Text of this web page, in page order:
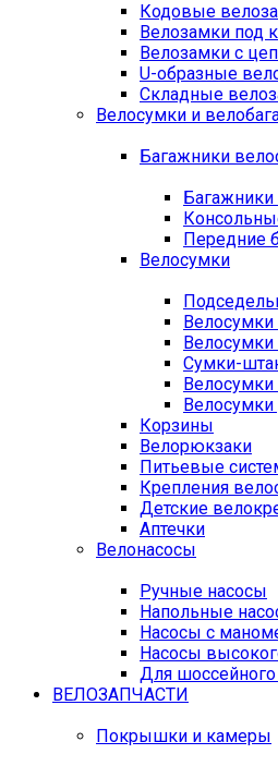
Кодовые
Велозамки под
Велозамки с
U-образные
Складные
Велосумки и
Багажники
Передние
Велосумки
Велосумки
Велосумки
Сумки-
Велосумки
Велосумки
Корзины
Велорюкзаки
Питьевые
Крепления
Детские
Аптечки
Велонасосы
Ручные насосы
Напольные
Насосы с
Насосы
Для
ВЕЛОЗАПЧАСТИ
Покрышки и камеры